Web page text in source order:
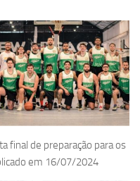
final de preparação para os
em 16/07/2024